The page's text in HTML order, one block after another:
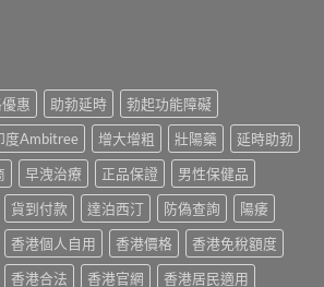
惠 助勃延時
勃起功能障礙
度Ambitree 增大增粗 壯陽藥
延時助勃
早洩治療 正品保證
男性保健品
貨到付款 達泊西汀 防偽查詢
陽痿
香港個人自用 香港價格
香港免稅額度
香港合法 香港官網
香港居民適用